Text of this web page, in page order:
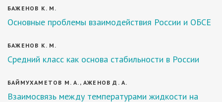
БАЖЕНОВ К. М.
Основные проблемы взаимодействия России и ОБСЕ
БАЖЕНОВ К. М.
Средний класс как основа стабильности в России
БАЙМУХАМЕТОВ М. А., АЖЕНОВ Д. А.
Взаимосвязь между температурами жидкости на